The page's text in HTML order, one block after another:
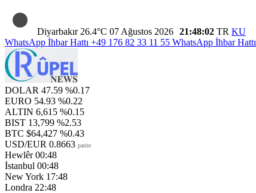
Diyarbakır 26.4°C 07 Ağustos 2026 21:48:03 TR KU
WhatsApp İhbar Hattı +49 176 82 33 11 55 WhatsApp İhbar Hattı
DOLAR 47.59 %0.17
EURO 54.93 %0.22
ALTIN 6,615 %0.15
BIST 13,799 %2.53
BTC $64,427 %0.43
USD/EUR 0.8663 parite
Hewlêr 00:48
İstanbul 00:48
New York 17:48
Londra 22:48